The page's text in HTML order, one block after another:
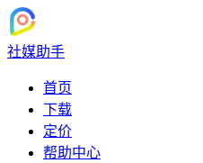
社媒助手
首页
下载
定价
帮助中心